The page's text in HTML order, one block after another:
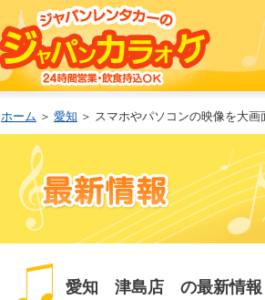
ホーム ＞ 愛知 ＞ スマホやパソコンの映像を大画
愛知 津島店 の最新情報